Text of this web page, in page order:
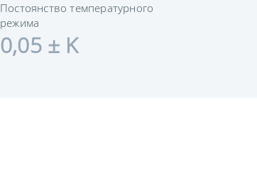
Постоянство температурного
режима
0,05 ± K